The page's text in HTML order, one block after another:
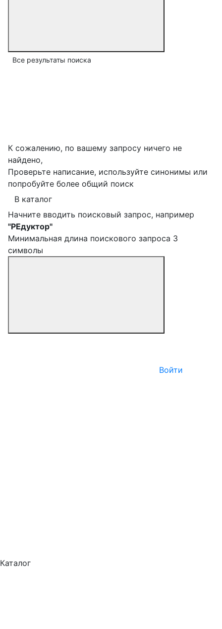
Все результаты поиска
К сожалению, по вашему запросу ничего не
найдено,
Проверьте написание, используйте синонимы или
попробуйте более общий поиск
В каталог
Начните вводить поисковый запрос, например
"РЕдуктор"
Минимальная длина поискового запроса 3
символы
Войти
Каталог